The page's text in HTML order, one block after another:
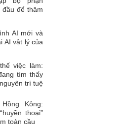
để thâm
AI mới và
AI vật lý của
việc làm:
tìm thấy
trí tuệ
Kông:
thoại”
toàn cầu